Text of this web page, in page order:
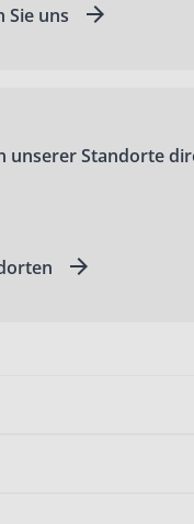
Sie uns
unserer Standorte